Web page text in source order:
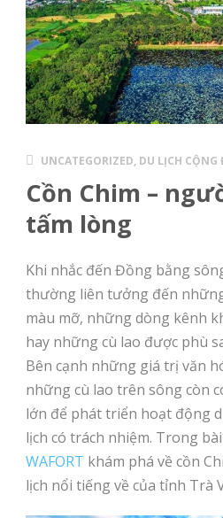
UNCATEGORIZED, DU LỊCH CỘNG
Cồn Chim –
tấm lòng
Khi nhắc đến Đồng bằng
thường liên tưởng đến
màu mỡ, những dòng kênh
hay những cù lao được phù
Bên cạnh những giá trị văn
những cù lao trên sông còn
lớn để phát triển hoạt động
lịch có trách nhiệm. Trong
WAFORT khám phá về cồn
lịch nổi tiếng về của tỉnh Trà